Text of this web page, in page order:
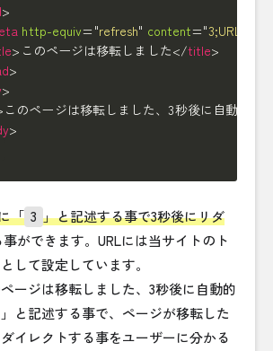
>
http-equiv= "refresh" content="
> このページは移転しました</title>
>
>
このページは移転しました、3秒後に自動的に
>
「 3 」と記述する事で3秒後にリダ
ができます。URLには当サイトのト
して設定しています。
ージは移転しました、3秒後に自動的
と記述する事で、ページが移転した
イレクトする事をユーザーに分かる